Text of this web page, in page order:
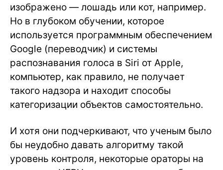
изображено — лошадь или кот, например.
Но в глубоком обучении, которое
используется программным обеспечением
Google (переводчик) и системы
распознавания голоса в Siri от Apple,
компьютер, как правило, не получает
такого надзора и находит способы
категоризации объектов самостоятельно.
И хотя они подчеркивают, что ученым было
бы неудобно давать алгоритму такой
уровень контроля, некоторые ораторы на